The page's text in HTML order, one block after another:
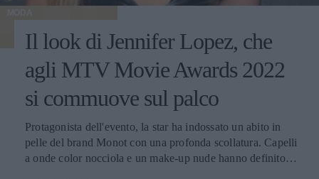
MODA
Il look di Jennifer Lopez, che
agli MTV Movie Awards 2022
si commuove sul palco
Protagonista dell'evento, la star ha indossato un abito in
pelle del brand Monot con una profonda scollatura. Capelli
a onde color nocciola e un make-up nude hanno definito il